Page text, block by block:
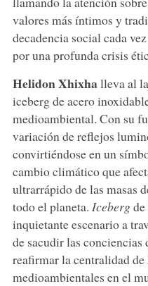
valores más íntimos y
decadencia social cada
por una profunda crisis
Helidon Xhixhalleva al
iceberg de acero
medioambiental. Con su
variación de reflejos
convirtiéndose en un
cambio climático que
ultrarrápido de las masas
todo el planeta. Icebergde
inquietante escenario a
de sacudir las conciencias
reafirmar la centralidad de
medioambientales en el